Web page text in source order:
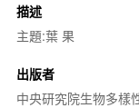
描述
主題:葉 果
出版者
中央研究院生物多樣